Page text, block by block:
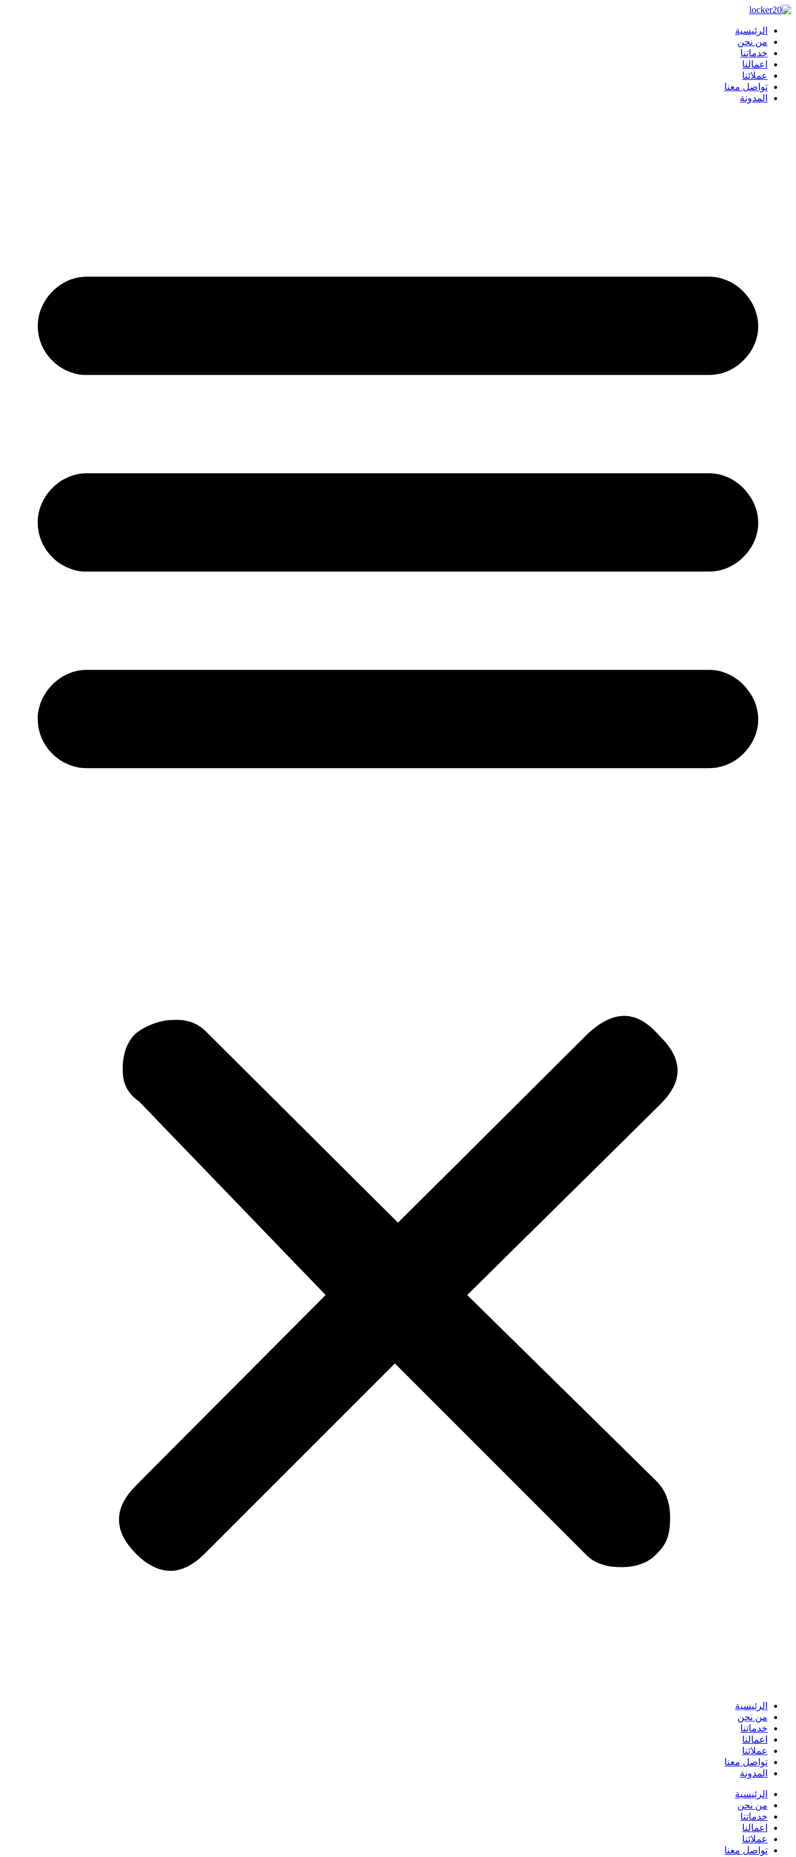
Skip
content الرئيسية
من نحن
خدماتنا
اعمالنا
عملائنا
تواصل معنا
المدونة
الرئيسية
من نحن
خدماتنا
اعمالنا
عملائنا
تواصل معنا
المدونة
الرئيسية
من نحن
خدماتنا
اعمالنا
عملائنا
تواصل معنا